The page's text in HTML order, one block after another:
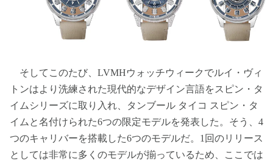
そしてこのたび、LVMHウォッチウィークでルイ・ヴィ
トンはより洗練された現代的なデザイン言語をスピン・タ
イムシリーズに取り入れ、タンブール タイコ スピン・タ
イムと名付けられた6つの限定モデルを発表した。そう、4
つのキャリバーを搭載した6つのモデルだ。1回のリリース
としては非常に多くのモデルが揃っているため、ここでは